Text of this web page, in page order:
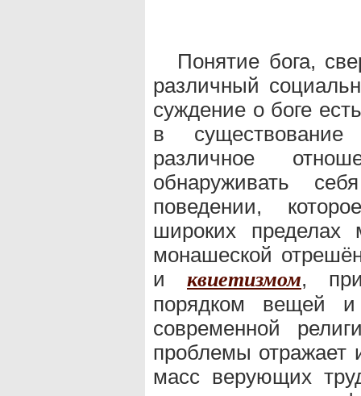
Понятие бога,
различный
суждение о боге
в
различное
обнаруживать
поведении,
широких
монашеской
и квиетизмом,
порядком вещей и
современной
проблемы отражает
масс верующих